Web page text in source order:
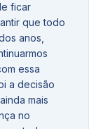
ficar
que todo
anos,
essa
a decisão
mais
no